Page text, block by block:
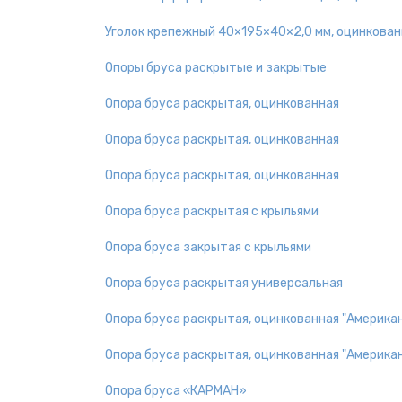
Уголок крепежный 40×195×40×2,0 мм,
Опоры бруса раскрытые и закрытые
Опора бруса раскрытая, оцинкованная
Опора бруса раскрытая, оцинкованная
Опора бруса раскрытая, оцинкованная
Опора бруса раскрытая с крыльями
Опора бруса закрытая с крыльями
Опора бруса раскрытая универсальная
Опора бруса раскрытая, оцинкованная
Опора бруса раскрытая, оцинкованная
Опора бруса «КАРМАН»